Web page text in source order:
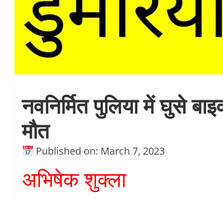
नवनिर्मित पुलिया में घुसे
मौत
Published on: March 7, 2023
अभिषेक शुक्ला